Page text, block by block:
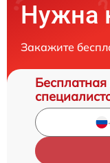
Нужна
Закажите